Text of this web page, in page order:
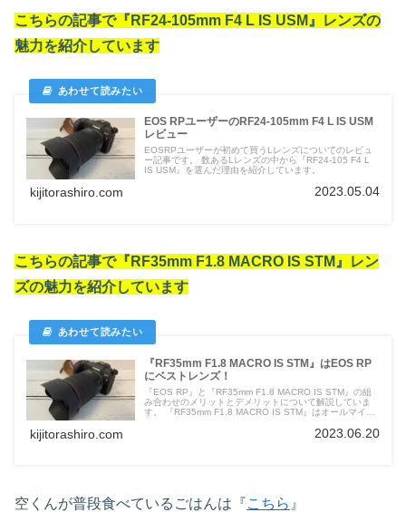
こちらの記事で『RF24-105mm F4 L IS USM』レンズの
魅力を紹介しています
EOS RPユーザーのRF24-105mm F4 L IS USM
レビュー
EOSRPユーザーが初めて買うLレンズについてのレビュ
ー記事です。 数あるLレンズの中から『RF24-105 F4 L
IS USM』を選んだ理由を紹介しています。
kijitorashiro.com 2023.05.04
こちらの記事で『RF35mm F1.8 MACRO IS STM』レン
ズの魅力を紹介しています
『RF35mm F1.8 MACRO IS STM』はEOS RP
にベストレンズ！
『EOS RP』と『RF35mm F1.8 MACRO IS STM』の組
み合わせのメリットとデメリットについて解説していま
す。 『RF35mm F1.8 MACRO IS STM』はオールマイテ
kijitorashiro.com 2023.06.20
空くんが普段食べているごはんは『こちら 』